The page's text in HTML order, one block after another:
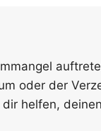
oder der
helfen,